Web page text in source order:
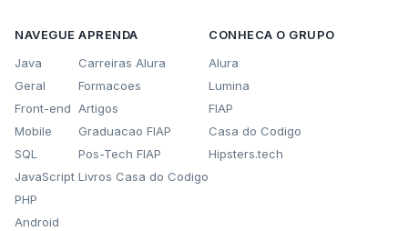
NAVEGUE
Java
Geral
Front-end
Mobile
SQL
JavaScript
PHP
Android
APRENDA
Carreiras Alura
Formacoes
Artigos
Graduacao FIAP
Pos-Tech FIAP
Livros Casa do Codigo
CONHECA O GRUPO
Alura
Lumina
FIAP
Casa do Codigo
Hipsters.tech